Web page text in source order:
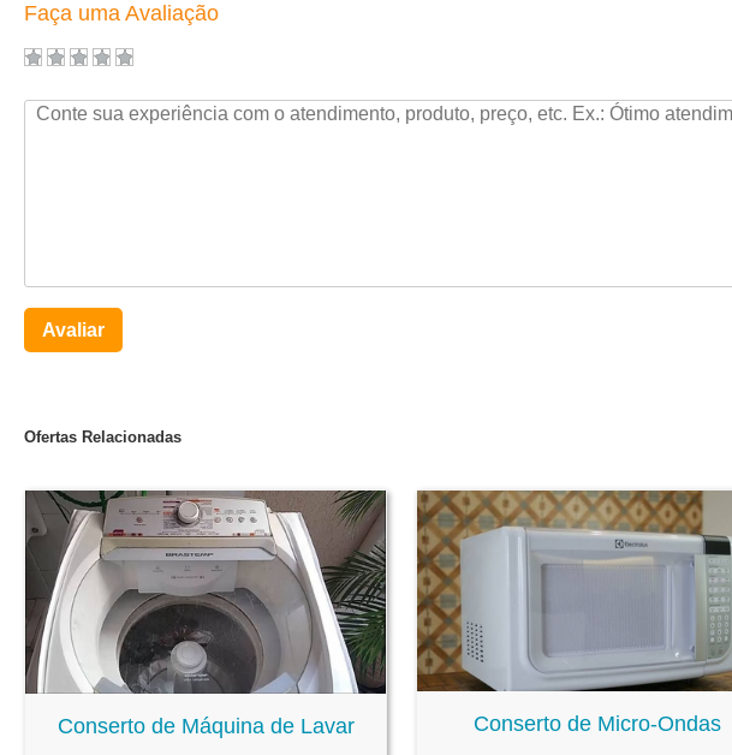
Faça uma Avaliação
Avaliar
Ofertas Relacionadas
Conserto de Máquina de Lavar Conserto de Micro-Ondas